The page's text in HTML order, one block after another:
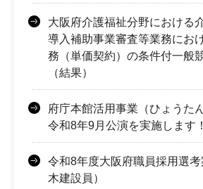
大阪府介護福祉分野における
導入補助事業審査等業務にお
務（単価契約）の条件付一般
（結果）
府庁本館活用事業（ひょうた
令和8年9月公演を実施します！
令和8年度大阪府職員採用選
木建設員）